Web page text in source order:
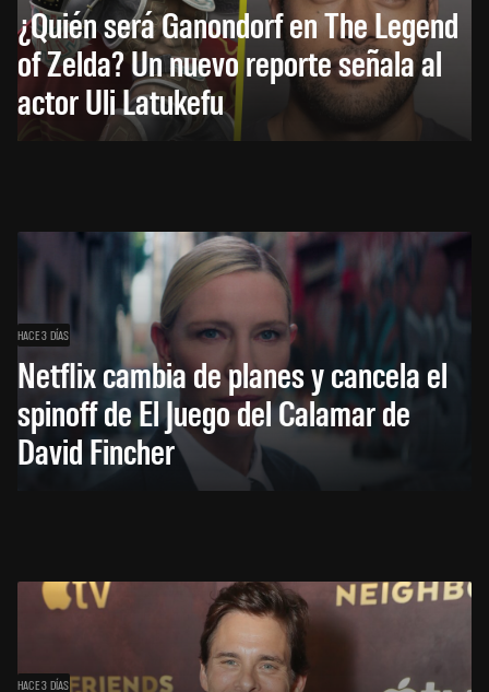
¿Quién será Ganondorf en The Legend
of Zelda? Un nuevo reporte señala al
actor Uli Latukefu
HACE 3 DÍAS
Netflix cambia de planes y cancela el
spinoff de El Juego del Calamar de
David Fincher
HACE 3 DÍAS